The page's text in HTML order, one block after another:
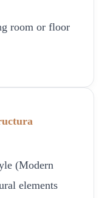
room or floor
(Modern
elements